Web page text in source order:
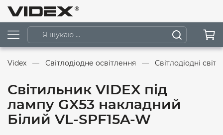
Videx Світлодіодне освітлення Світлодіодні
Світильник VIDEX під
лампу GX53 накладний
Білий VL-SPF15A-W